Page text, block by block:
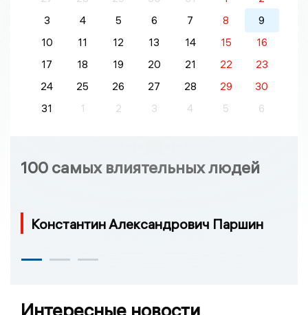
3
4 5 6 7 8
9
10
11 12 13 14 15
16
17
18 19 20 21 22
23
24
25 26 27 28 29
30
31
1 2 3 4 5 6
100 самых влиятельных людей
Константин Александрович Паршин
Интересные новости